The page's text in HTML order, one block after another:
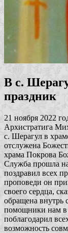
В с.
праздник
21 ноября 2022
Архистратига
с. Шерагул в
отслужена
храма Покрова
Служба прошла
поздравил всех
проповеди он
своего сердца,
обращена внутрь
помощники нам в
поблагодарил
возможность